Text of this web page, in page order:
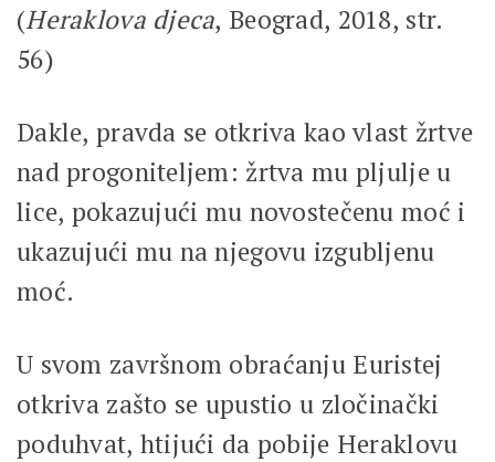
(Heraklova djeca, Beograd, 2018, str.
56)
Dakle, pravda se otkriva kao vlast žrtve
nad progoniteljem: žrtva mu pljulje u
lice, pokazujući mu novostečenu moć i
ukazujući mu na njegovu izgubljenu
moć.
U svom završnom obraćanju Euristej
otkriva zašto se upustio u zločinački
poduhvat, htijući da pobije Heraklovu